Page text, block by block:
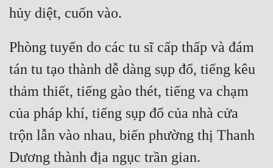
Phòng tuyến do các tu sĩ cấp thấp và đám
tán tu tạo thành dễ dàng sụp đổ, tiếng kêu
thảm thiết, tiếng gào thét, tiếng va chạm
của pháp khí, tiếng sụp đổ của nhà cửa
trộn lẫn vào nhau, biến phường thị Thanh